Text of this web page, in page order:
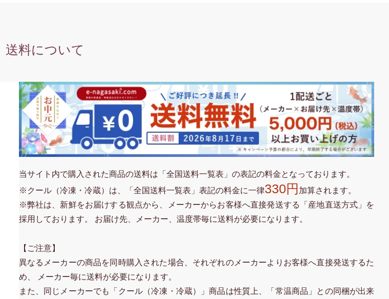
送料について
当サイト内で購入された商品の送料は「全国送料一覧表」の表記の料金となっております。
※クール（冷凍・冷蔵）は、「全国送料一覧表」表記の料金に一律330円 加算されます。
※弊社は、新鮮をお届けする観点から、メーカーからお客様へ直接発送する「産地直送方式」を
採用しております。 お届け先、メーカー、温度帯毎に送料が必要になります。
【ご注意】
異なるメーカーの商品を同時購入された場合、それぞれのメーカーよりお客様へ直接発送するた
め、 メーカー毎に送料が必要になります。
また、同じメーカーでも「クール（冷凍・冷蔵）」商品は性質上、「常温商品」との同梱が出来